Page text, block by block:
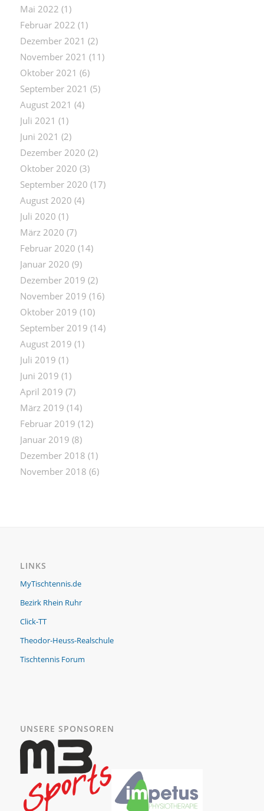
Mai 2022 (1)
Februar 2022 (1)
Dezember 2021 (2)
November 2021 (11)
Oktober 2021 (6)
September 2021 (5)
August 2021 (4)
Juli 2021 (1)
Juni 2021 (2)
Dezember 2020 (2)
Oktober 2020 (3)
September 2020 (17)
August 2020 (4)
Juli 2020 (1)
März 2020 (7)
Februar 2020 (14)
Januar 2020 (9)
Dezember 2019 (2)
November 2019 (16)
Oktober 2019 (10)
September 2019 (14)
August 2019 (1)
Juli 2019 (1)
Juni 2019 (1)
April 2019 (7)
März 2019 (14)
Februar 2019 (12)
Januar 2019 (8)
Dezember 2018 (1)
November 2018 (6)
LINKS
MyTischtennis.de
Bezirk Rhein Ruhr
Click-TT
Theodor-Heuss-Realschule
Tischtennis Forum
UNSERE SPONSOREN